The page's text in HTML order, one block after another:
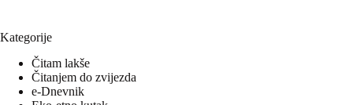
Kategorije
Čitam lakše
Čitanjem do zvijezda
e-Dnevnik